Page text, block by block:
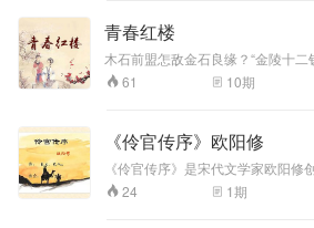
忧深愤激。 [1] 文章从殷仲文“见庭槐而叹”写起，
先侧面写树的茂盛高大“声含嶰谷，
正面写其形象“熊彪顾盼，鱼龙起伏”
便写到“鸟剥虫穿”、“膏流断节”、“百
寻瓦裂”。最后归到“羁旅无归”的感
中。
青春红楼
木石前盟怎敌金石良缘？“金陵十二
少男少女的喜怒哀乐？《红楼梦》
著、一本人生教科书。这个300年前
索？ 红楼一梦，百年常新。这些年
越灿若星河的文学史，闪耀着青春
世人诉说不尽的传世经典。 市民学
别节目...
61 10期
《伶官传序》欧阳修
《伶官传序》是宋代文学家欧阳修
序。《伶官传》是《新五代史》中
记载伶人（古代音乐工作者和演员
24 1期